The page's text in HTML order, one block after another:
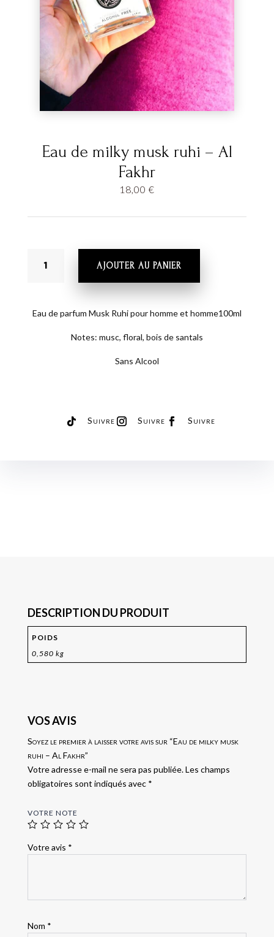
Eau de milky musk ruhi – Al
Fakhr
18,00 €
MILKY
AJOUTER AU PANIER
Eau de parfum Musk Ruhi pour homme et homme100ml
Notes: musc, floral, bois de santals
Sans Alcool
Suivre Suivre Suivre
DESCRIPTION DU PRODUIT
POIDS
0,580 kg
VOS AVIS
Soyez le premier à laisser votre avis sur “Eau de milky musk
ruhi – Al Fakhr”
Votre adresse e-mail ne sera pas publiée.Les champs
obligatoires sont indiqués avec *
VOTRE NOTE
Votre avis *
Nom *